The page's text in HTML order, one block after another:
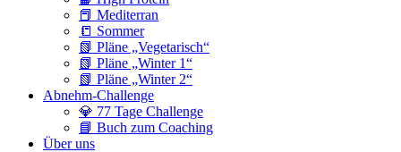
📕 Mediterran
📒 Sommer
📗 Pläne „Vegetarisch“
📗 Pläne „Winter 1“
📗 Pläne „Winter 2“
Abnehm-Challenge
💎 77 Tage Challenge
📘 Buch zum Coaching
Über uns